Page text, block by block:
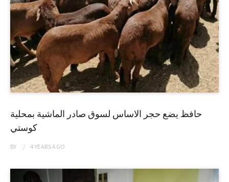
حافظ يضع حجر الاساس لسوق صادر الماشية بمحلية
كوستي
BY 4 YEARSAGO